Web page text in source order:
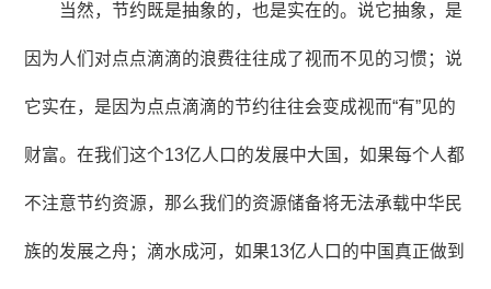
当然，节约既是抽象的，也是实在的。说它抽象，是
因为人们对点点滴滴的浪费往往成了视而不见的习惯；说
它实在，是因为点点滴滴的节约往往会变成视而“有”见的
财富。在我们这个13亿人口的发展中大国，如果每个人都
不注意节约资源，那么我们的资源储备将无法承载中华民
族的发展之舟；滴水成河，如果13亿人口的中国真正做到